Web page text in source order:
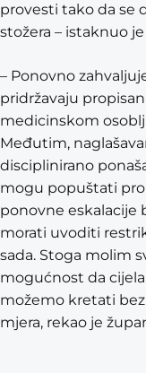
provesti tako da se
stožera – istaknuo
– Ponovno
pridržavaju
medicinskom
Međutim,
disciplinirano
mogu popuštati
ponovne eskalacije
morati uvoditi
sada. Stoga molim
mogućnost da
možemo kretati
mjera, rekao je